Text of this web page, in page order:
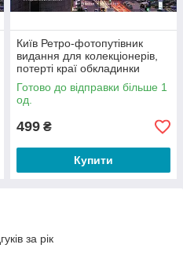
мати частинку Києва
Усі клієнти були
швидка та гарантована!
Київ Ретро-фотопутівник
видання для колекціонерів,
потерті краї обкладинки
Готово до відправки більше 1
од.
499 ₴
Купити
за рік